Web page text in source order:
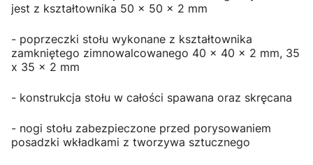
jest z kształtownika 50 x 50 x 2 mm
- poprzeczki stołu wykonane z kształtownika
zamkniętego zimnowalcowanego 40 x 40 x 2 mm, 35
x 35 x 2 mm
- konstrukcja stołu w całości spawana oraz skręcana
- nogi stołu zabezpieczone przed porysowaniem
posadzki wkładkami z tworzywa sztucznego